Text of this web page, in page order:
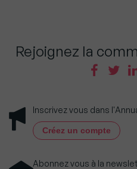
Rejoignez la
Inscrivez vous dans
Créez un compte
Abonnez vous à la